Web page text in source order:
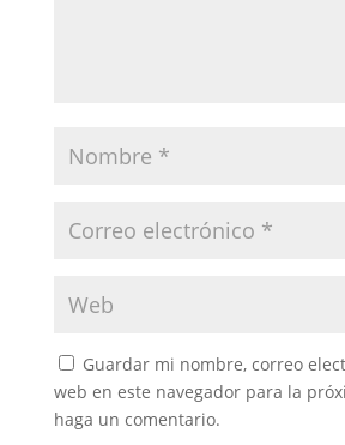
Guardar mi nombre, correo
web en este navegador para la
haga un comentario.